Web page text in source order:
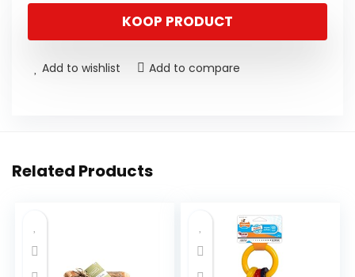
KOOP PRODUCT
Add to wishlist Add to compare
Related Products